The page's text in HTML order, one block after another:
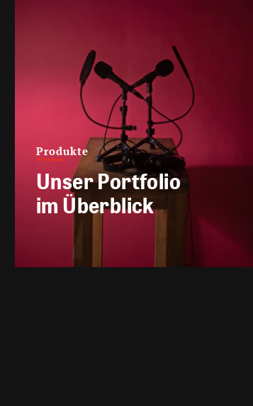
Produkte
Unser Portfolio
im Überblick